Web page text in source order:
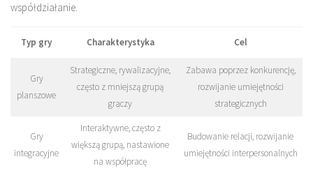
współdziałanie.
Typ gry Charakterystyka Cel
Gry
planszowe
Strategiczne, rywalizacyjne,
często z mniejszą grupą
graczy
Zabawa poprzez konkurencję,
rozwijanie umiejętności
strategicznych
Gry
integracyjne
Interaktywne, często z
większą grupą, nastawione
na współpracę
Budowanie relacji, rozwijanie
umiejętności interpersonalnych